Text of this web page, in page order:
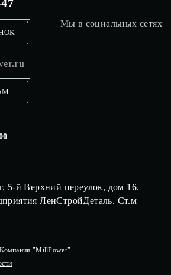
Мы в социальных сетях
5-й Верхний переулок, дом 16.
ЛенСтройДеталь. Ст.м
"MillPower"